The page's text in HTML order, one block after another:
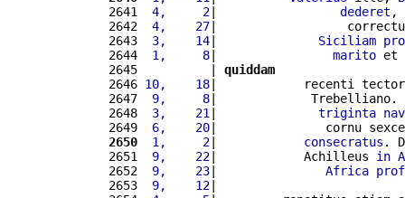
2641
4,     2| dederet ,
2642
4,    27|
2643
3,    14| Siciliam
2644
1,     8| marito et
2645          | quiddam
2646 10,    18|            recenti
2647
9,     8|             Trebelliano.
2648
3,    21 | triginta
2649
6,    20|               cornu
2650
1,     2| consecratus .
2651
9,    22|            Achilleus in
2652
9,    23| Africa
2653
9,    12